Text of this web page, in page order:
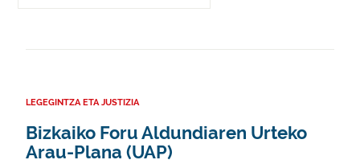
LEGEGINTZA ETA JUSTIZIA
Bizkaiko Foru Aldundiaren Urteko
Arau-Plana (UAP)